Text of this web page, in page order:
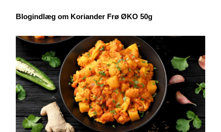
Blogindlæg om Koriander Frø ØKO 50g